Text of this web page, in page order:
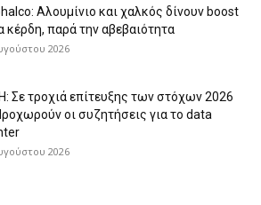
Aλουμίνιο και χαλκός δίνουν boost
κέρδη, παρά την αβεβαιότητα
2026
Σε τροχιά επίτευξης των στόχων 2026
οι συζητήσεις για το data
2026